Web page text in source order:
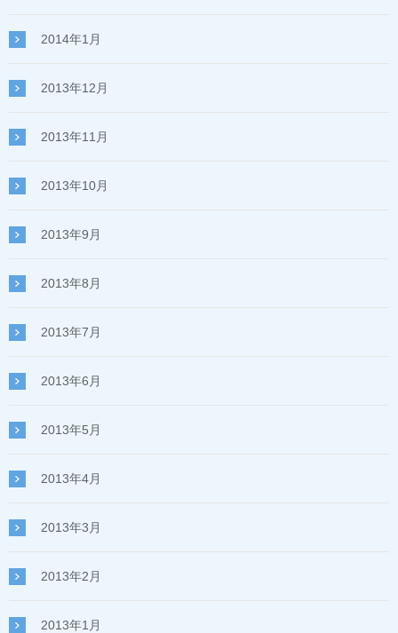
2014年1月
2013年12月
2013年11月
2013年10月
2013年9月
2013年8月
2013年7月
2013年6月
2013年5月
2013年4月
2013年3月
2013年2月
2013年1月